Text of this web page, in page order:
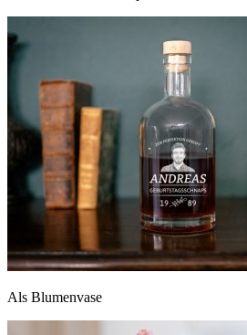
Als Blumenvase